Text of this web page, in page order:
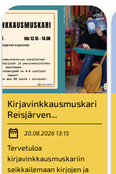
Kirjavinkkausmuskari
Reisjärven...
20.08.2026 13:15
Tervetuloa
kirjavinkkausmuskariin
seikkailemaan kirjojen ja